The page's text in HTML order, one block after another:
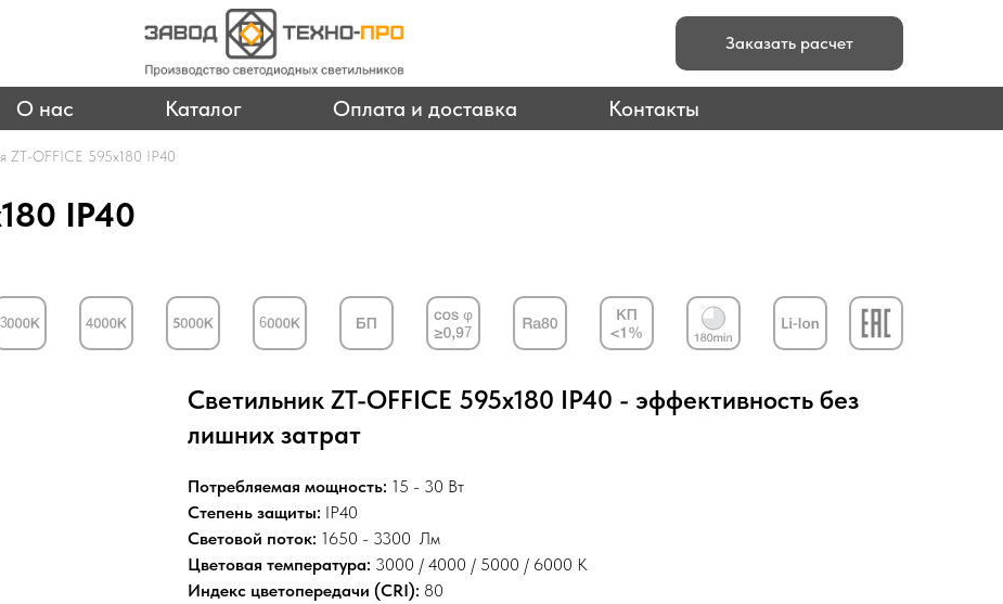
Заказать расчет
О нас Каталог Оплата и доставка Контакты
ZT-OFFICE 595х180 IP40
IP40
Светильник ZT-OFFICE 595х180 IP40 - эффективность без
лишних затрат
Потребляемая мощность: 15 - 30 Вт
Степень защиты: IP40
Световой поток: 1650 - 3300 Лм
Цветовая температура: 3000 / 4000 / 5000 / 6000 К
Индекс цветопередачи (CRI): 80